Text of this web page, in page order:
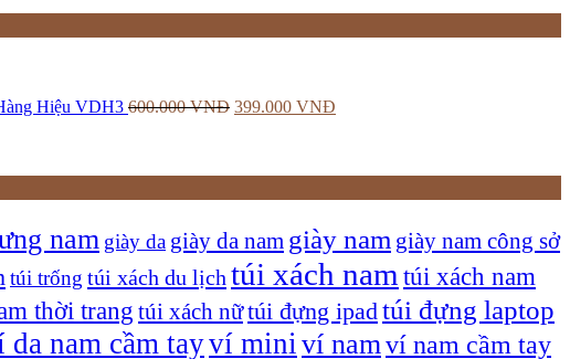
Hiệu VDH3 600.000VNĐ 399.000 VNĐ
nam giày da giày da nam giày nam giày nam công sở
túi trống túi xách du lịch túi xách nam túi xách nam
thời trang túi xách nữtúi đựng ipadtúi đựng laptop
da nam cầm tayví mini ví namví nam cầm tay